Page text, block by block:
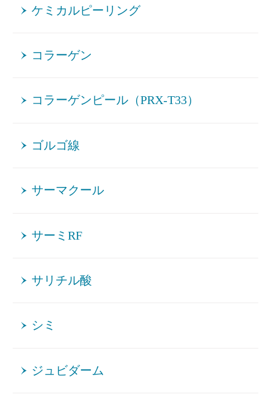
ケミカルピーリング
コラーゲン
コラーゲンピール（PRX-T33）
ゴルゴ線
サーマクール
サーミRF
サリチル酸
シミ
ジュビダーム